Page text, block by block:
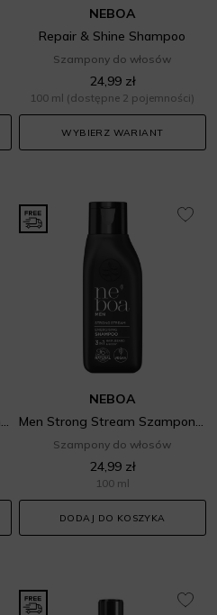
NEBOA
Repair & Shine Shampoo
Szampony do włosów
24,99 zł
100 ml (dostępne 2 pojemności)
WYBIERZ WARIANT
Men Strong Stream Szampon do włosów dla mężczyzn 3w1
NEBOA
Men Strong Stream Szampon do włosów dla mężczyzn 3w1
Szampony do włosów
24,99 zł
100 ml
DODAJ DO KOSZYKA